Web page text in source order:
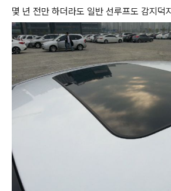
몇 년 전만 하더라도 일반 선루프도 감지덕